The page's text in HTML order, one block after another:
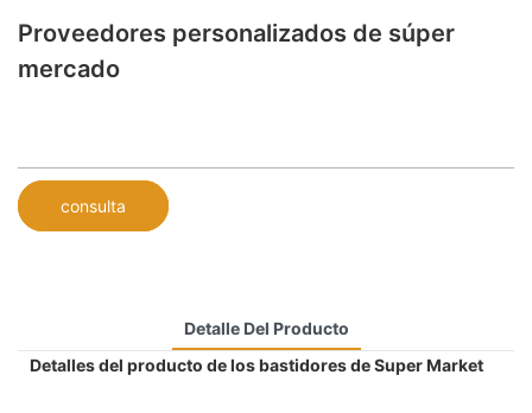
Proveedores personalizados de súper
mercado
consulta
Detalle Del Producto
Detalles del producto de los bastidores de Super Market